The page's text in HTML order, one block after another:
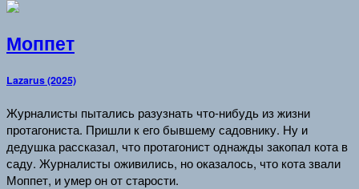
Моппет
Lazarus (2025)
Журналисты пытались разузнать что-нибудь из жизни
протагониста. Пришли к его бывшему садовнику. Ну и
дедушка рассказал, что протагонист однажды закопал кота в
саду. Журналисты оживились, но оказалось, что кота звали
Моппет, и умер он от старости.